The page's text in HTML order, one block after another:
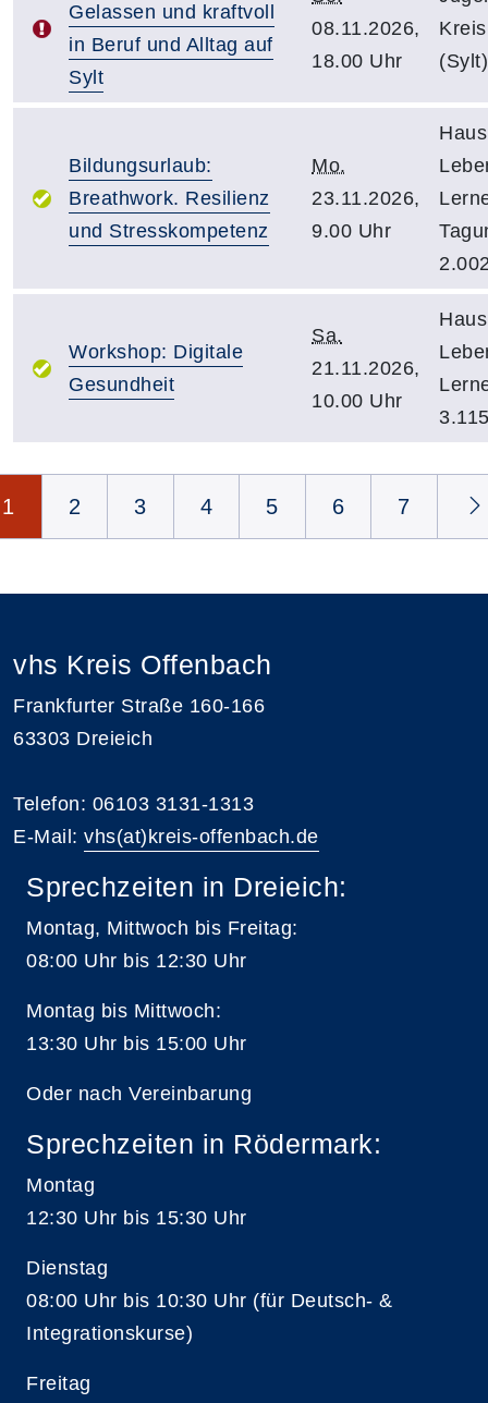
Gelassen und kraftvoll
in Beruf und Alltag auf
Sylt
08.11.2026,
18.00 Uhr
(Sylt)
Bildungsurlaub:
Breathwork. Resilienz
und Stresskompetenz
Mo.
23.11.2026,
9.00 Uhr
Workshop: Digitale
Gesundheit
Sa.
21.11.2026,
10.00 Uhr
1 2 3 4 5 6 7
vhs Kreis Offenbach
Frankfurter Straße 160-166
63303 Dreieich
Telefon: 06103 3131-1313
E-Mail: vhs(at)kreis-offenbach.de
Sprechzeiten in Dreieich:
Montag, Mittwoch bis Freitag:
08:00 Uhr bis 12:30 Uhr
Montag bis Mittwoch:
13:30 Uhr bis 15:00 Uhr
Oder nach Vereinbarung
Sprechzeiten in Rödermark:
Montag
12:30 Uhr bis 15:30 Uhr
Dienstag
08:00 Uhr bis 10:30 Uhr (für Deutsch- &
Integrationskurse)
Freitag